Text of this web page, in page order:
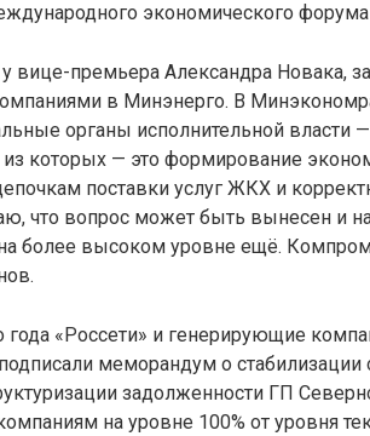
экономического
вице-премьера Александра Новака,
в Минэнерго. В
органы исполнительной власти
которых — это формирование
поставки услуг ЖКХ и
что вопрос может быть вынесен и
более высоком уровне ещё.
года «Россети» и генерирующие
меморандум о стабилизации
задолженности ГП
на уровне 100% от уровня